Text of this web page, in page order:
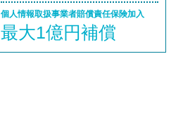
個人情報取扱事業者賠償責任保険加入
最大1億円補償